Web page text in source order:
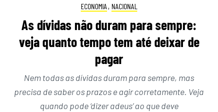
ECONOMIA , NACIONAL
As dívidas não duram para sempre:
veja quanto tempo tem até deixar de
pagar
Nem todas as dívidas duram para sempre, mas
precisa de saber os prazos e agir corretamente. Veja
quando pode ‘dizer adeus’ ao que deve